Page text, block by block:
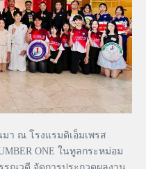
มา ณ โรงแรมดิเอ็มเพรส
ONE ในทูลกระหม่อม